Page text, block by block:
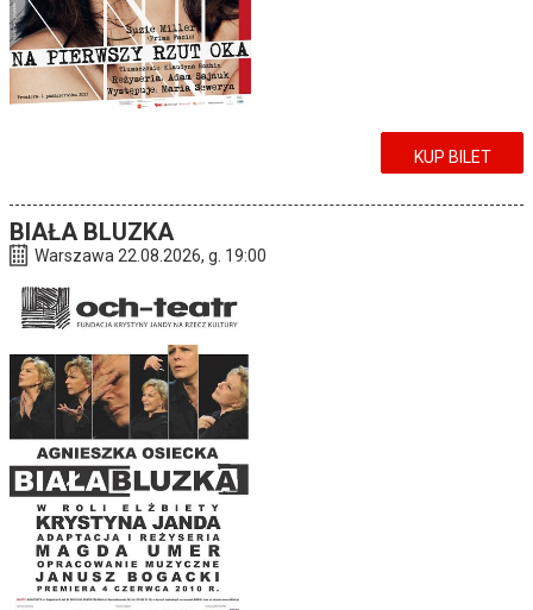
KUP BILET
BIAŁA BLUZKA
Warszawa 22.08.2026, g. 19:00